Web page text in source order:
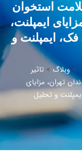
استخوان
ایمپلنت،
ایمپلنت و
>وبلاگ > تاثیر
تهران، مزایای
و تحلیل